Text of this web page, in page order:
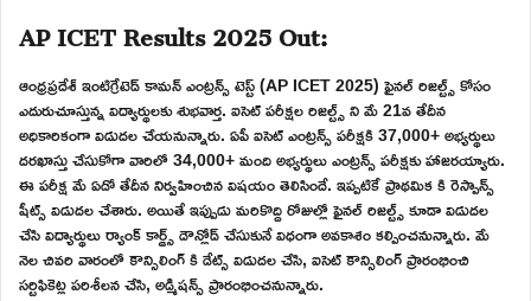
AP ICET Results 2025 Out:
ఆంధ్రప్రదేశ్ ఇంటిగ్రేటెడ్ కామన్ ఎంట్రన్స్ టెస్ట్ (AP ICET 2025) ఫైనల్ రిజల్ట్స్ కోసం
ఎదురుచూస్తున్న విద్యార్థులకు శుభవార్త. ఐసెట్ పరీక్షల రిజల్ట్స్ ని మే 21వ తేదీన
అధికారికంగా విడుదల చేయనున్నారు. ఏపీ ఐసెట్ ఎంట్రన్స్ పరీక్షకి 37,000+ అభ్యర్థులు
దరఖాస్తు చేసుకోగా వారిలో 34,000+ మంది అభ్యర్థులు ఎంట్రన్స్ పరీక్షకు హాజరయ్యారు.
ఈ పరీక్ష మే ఏడో తేదీన నిర్వహించిన విషయం తెలిసిందే. ఇప్పటికే ప్రాథమిక కి రెస్పాన్స్
షీట్స్ విడుదల చేశారు. అయితే ఇప్పుడు మరికొద్ది రోజుల్లో ఫైనల్ రిజల్ట్స్ కూడా విడుదల
చేసి విద్యార్థులు ర్యాంక్ కార్డ్స్ డౌన్లోడ్ చేసుకునే విధంగా అవకాశం కల్పించనున్నారు. మే
నెల చివరి వారంలో కౌన్సిలింగ్ కి డేట్స్ విడుదల చేసి, ఐసెట్ కౌన్సిలింగ్ ప్రారంభించి
సర్టిఫికెట్ల పరిశీలన చేసి, అడ్మిషన్స్ ప్రారంభించనున్నారు.